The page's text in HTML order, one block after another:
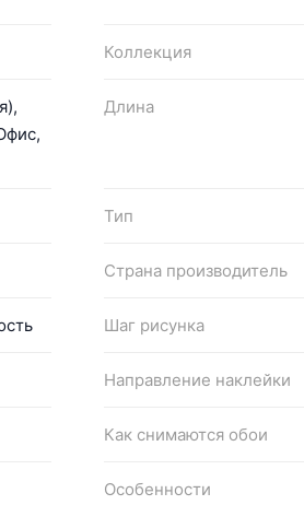
Коллекция
Длина
Тип
Страна производитель
Шаг рисунка
Направление наклейки
Как снимаются обои
Особенности